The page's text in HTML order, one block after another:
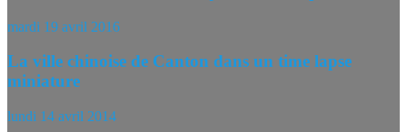
mardi 19 avril 2016
La ville chinoise de Canton dans un time lapse
miniature
lundi 14 avril 2014